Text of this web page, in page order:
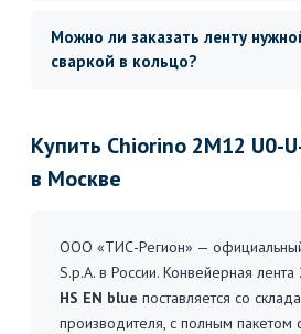
Можно ли заказать ленту
сваркой в кольцо?
Купить Chiorino 2M12 U0-
в Москве
ООО «ТИС-Регион» —
S.p.A. в России. Конвейерная лента
HS EN blue поставляется со
производителя, с полным пакетом